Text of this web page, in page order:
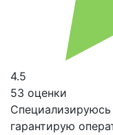
4.5
53 оценки
Специализируюсь
гарантирую